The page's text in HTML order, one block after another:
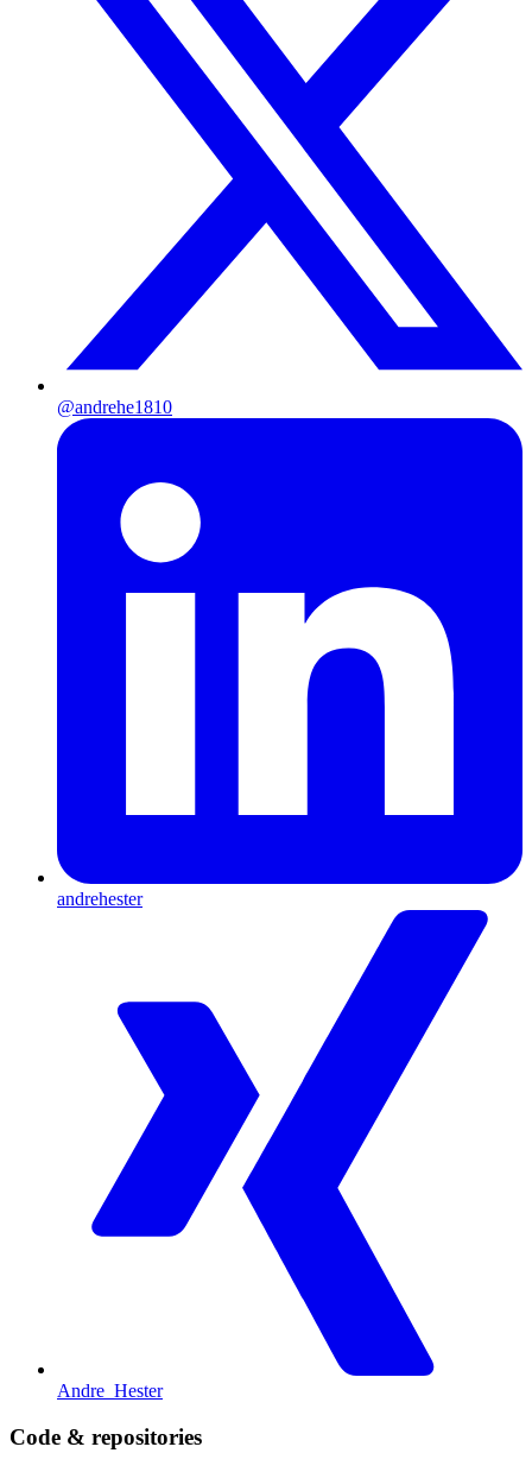
@andrehe1810
andrehester
Andre_Hester
Code & repositories